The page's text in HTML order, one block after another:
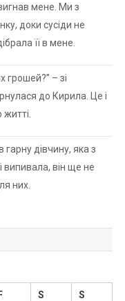
мене. Ми з
доки сусіди не
її в мене.
грошей?” – зі
до Кирила. Це і
житті.
дівчину, яка з
він ще не
них.
F S S